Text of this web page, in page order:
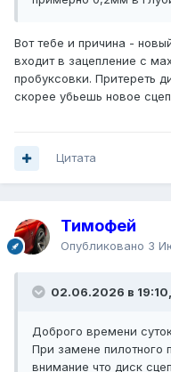
Вот тебе и причина -
входит в зацепление с
пробуксовки. Притереть
скорее убьешь новое
Цитата
Тимофей
Опубликовано 3
02.06.2026 в
Доброго времени
При замене пилотного
внимание что диск